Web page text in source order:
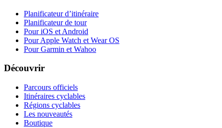
Planificateur d’itinéraire
Planificateur de tour
Pour iOS et Android
Pour Apple Watch et Wear OS
Pour Garmin et Wahoo
Découvrir
Parcours officiels
Itinéraires cyclables
Régions cyclables
Les nouveautés
Boutique